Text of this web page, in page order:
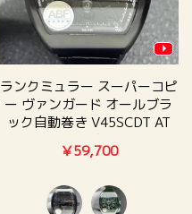
ランクミュラー スーパーコピ
ー ヴァンガード オールブラ
ック自動巻き V45SCDT AT
ABF製
￥59,700